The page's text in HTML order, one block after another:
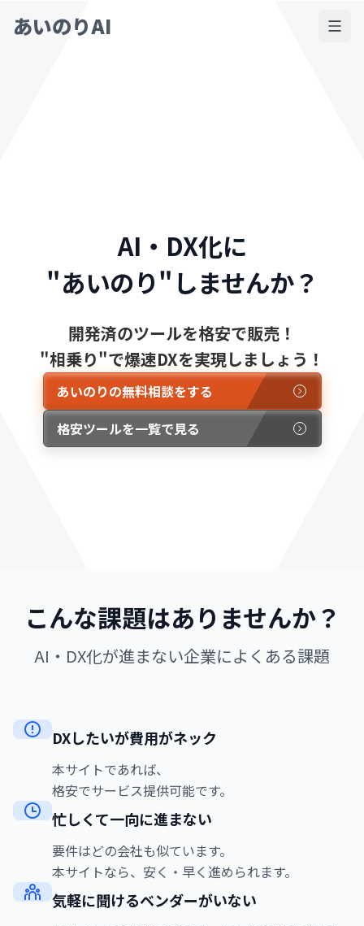
あいのりAI
AI・DX化に
"あいのり"しませんか？
開発済のツールを格安で販売！
"相乗り"で爆速DXを実現しましょう！
あいのりの無料相談をする
格安ツールを一覧で見る
こんな課題はありませんか？
AI・DX化が進まない企業によくある課題
DXしたいが費用がネック
本サイトであれば、
格安でサービス提供可能です。
忙しくて一向に進まない
要件はどの会社も似ています。
本サイトなら、安く・早く進められます。
気軽に聞けるベンダーがいない